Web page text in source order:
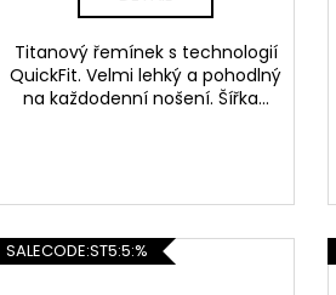
Titanový řemínek s technologií
QuickFit. Velmi lehký a pohodlný
na každodenní nošení. Šířka...
SALECODE:ST5:5:%